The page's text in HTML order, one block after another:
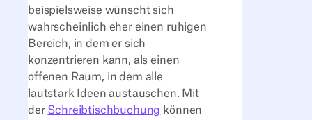
beispielsweise wünscht sich
wahrscheinlich eher einen ruhigen
Bereich, in dem er sich
konzentrieren kann, als einen
offenen Raum, in dem alle
lautstark Ideen austauschen. Mit
der Schreibtischbuchung können